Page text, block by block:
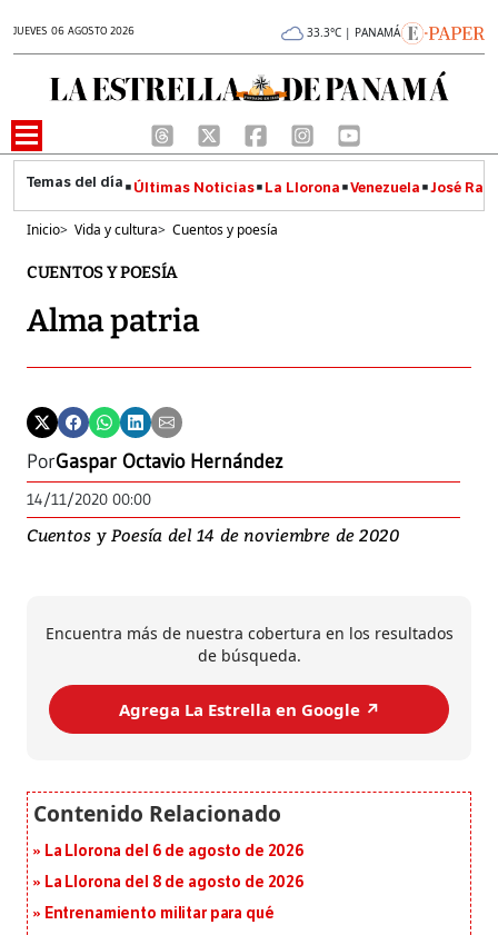
JUEVES 06 AGOSTO 2026 33.3°C | PANAMÁ
Últimas Noticias La Llorona Venezuela José
Inicio> Vida y cultura> Cuentos y poesía
CUENTOS Y POESÍA
Alma patria
PorGaspar Octavio Hernández
14/11/2020 00:00
Cuentos y Poesía del 14 de noviembre de 2020
Encuentra más de nuestra cobertura en los resultados
de búsqueda.
Agrega La Estrella en Google ↗️
La Llorona del 6 de agosto de 2026
La Llorona del 8 de agosto de 2026
Entrenamiento militar para qué